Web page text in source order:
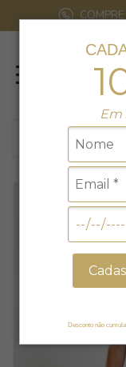
Em
Desconto não